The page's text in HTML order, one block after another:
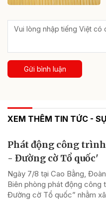
Gửi bình luận
XEM THÊM TIN TỨC -
Phát động công
- Đường cờ Tổ quốc'
Ngày 7/8 tại Cao Bằng,
Biên phòng phát động công
Đường cờ Tổ quốc” nhằm